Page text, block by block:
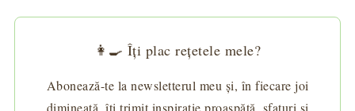
👩‍🍳 Îți plac rețetele mele?
Abonează-te la newsletterul meu și, în fiecare joi
dimineață, îți trimit inspirație proaspătă, sfaturi și